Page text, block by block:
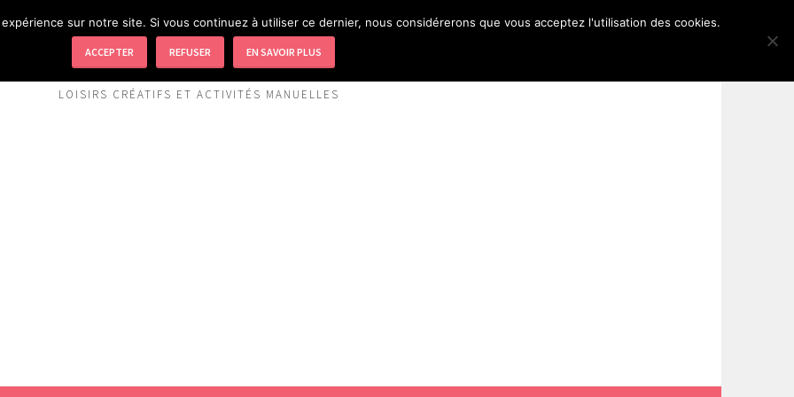
EXPRESSION CRÉATIVE
LOISIRS CRÉATIFS ET ACTIVITÉS MANUELLES
sur notre site. Si vous continuez à utiliser ce dernier, nous considérerons que vous acceptez l'utilisation des cookies.
ACCEPTER REFUSER EN SAVOIR PLUS